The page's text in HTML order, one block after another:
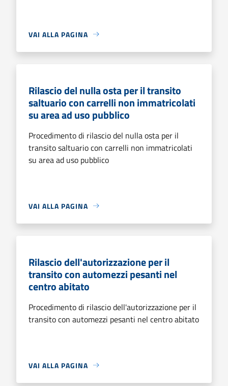
VAI ALLA PAGINA
Rilascio del nulla osta per il transito
saltuario con carrelli non immatricolati
su area ad uso pubblico
Procedimento di rilascio del nulla osta per il
transito saltuario con carrelli non immatricolati
su area ad uso pubblico
VAI ALLA PAGINA
Rilascio dell'autorizzazione per il
transito con automezzi pesanti nel
centro abitato
Procedimento di rilascio dell'autorizzazione per il
transito con automezzi pesanti nel centro abitato
VAI ALLA PAGINA